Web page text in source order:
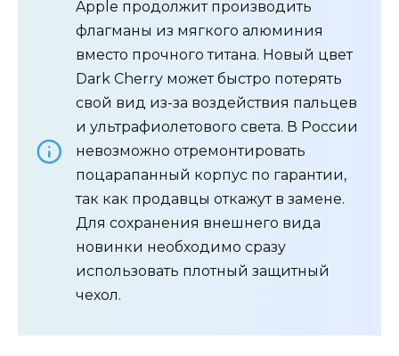
Apple продолжит производить
флагманы из мягкого алюминия
вместо прочного титана. Новый цвет
Dark Cherry может быстро потерять
свой вид из-за воздействия пальцев
и ультрафиолетового света. В России
невозможно отремонтировать
поцарапанный корпус по гарантии,
так как продавцы откажут в замене.
Для сохранения внешнего вида
новинки необходимо сразу
использовать плотный защитный
чехол.